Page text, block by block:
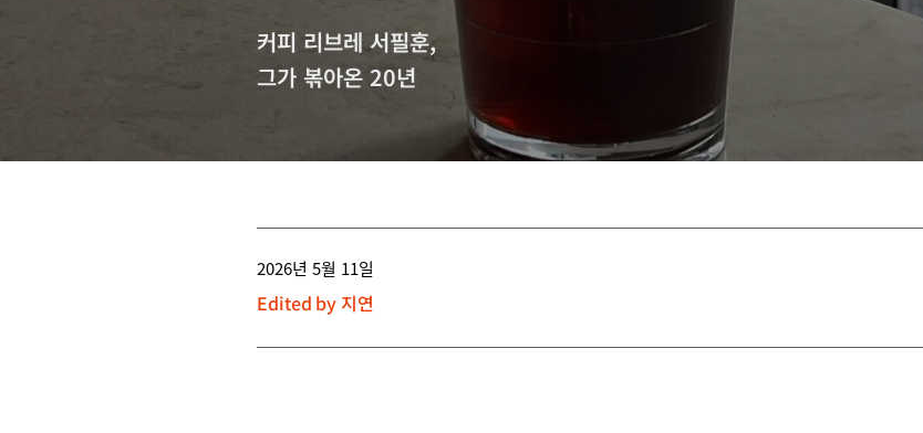
커피 리브레 서필훈,
그가 볶아온 20년
2026년 5월 11일
Edited by지연